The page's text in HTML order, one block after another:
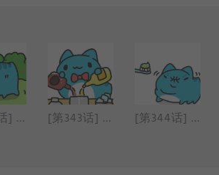
[第342话] 送你一朵花 [第343话] 天使特调 [第344话] 牙刷